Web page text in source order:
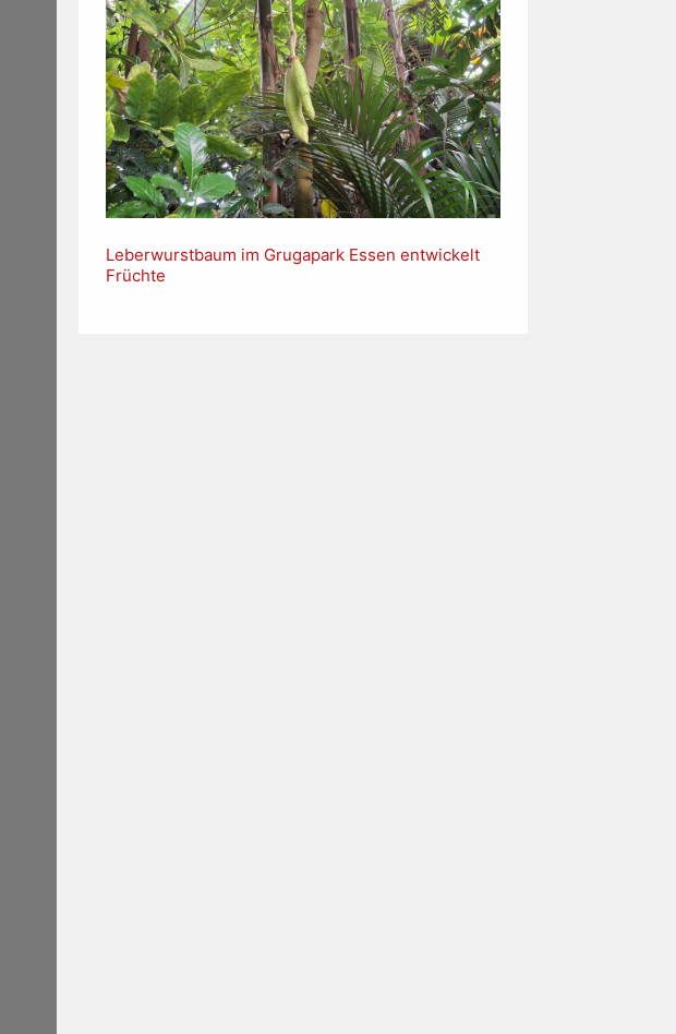
Leberwurstbaum im Grugapark Essen entwickelt
Früchte